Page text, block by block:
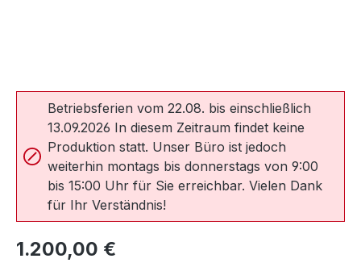
Betriebsferien vom 22.08. bis einschließlich
13.09.2026 In diesem Zeitraum findet keine
Produktion statt. Unser Büro ist jedoch
weiterhin montags bis donnerstags von 9:00
bis 15:00 Uhr für Sie erreichbar. Vielen Dank
für Ihr Verständnis!
Regulärer Preis:
1.200,00 €